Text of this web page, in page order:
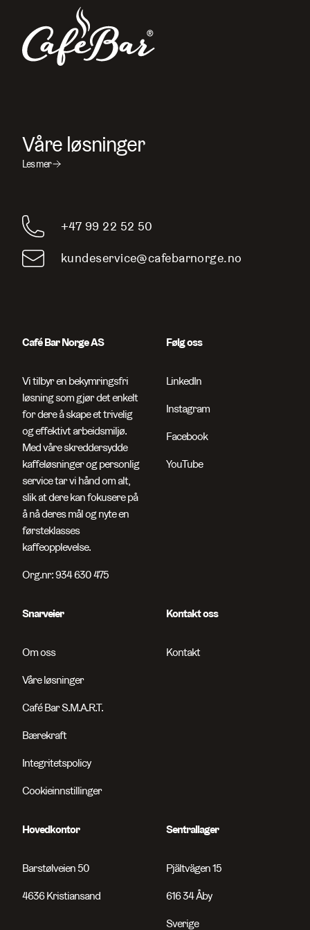
Søk etter sider og artikler
Våre løsninger
Les mer
+47 99 22 52 50
kundeservice@cafebarnorge.no
Café Bar Norge AS
Vi tilbyr en bekymringsfri
løsning som gjør det enkelt
for dere å skape et trivelig
og effektivt arbeidsmiljø.
Med våre skreddersydde
kaffeløsninger og personlig
service tar vi hånd om alt,
slik at dere kan fokusere på
å nå deres mål og nyte en
førsteklasses
kaffeopplevelse.
Org.nr: 934 630 475
Følg oss
LinkedIn
Instagram
Facebook
YouTube
Snarveier
Om oss
Våre løsninger
Café Bar S.M.A.R.T.
Bærekraft
Integritetspolicy
Cookieinnstillinger
Kontakt oss
Kontakt
Hovedkontor
Barstølveien 50
4636 Kristiansand
Sentrallager
Pjältvägen 15
616 34 Åby
Sverige